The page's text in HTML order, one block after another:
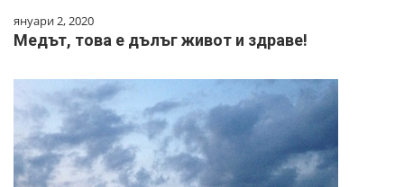
януари 2, 2020
Медът, това е дълъг живот и здраве!